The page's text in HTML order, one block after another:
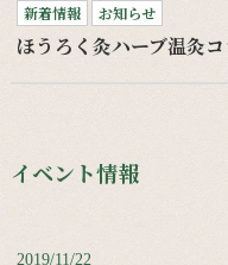
新着情報 お知らせ
ほうろく灸ハーブ温灸
イベント情報
2019/11/22